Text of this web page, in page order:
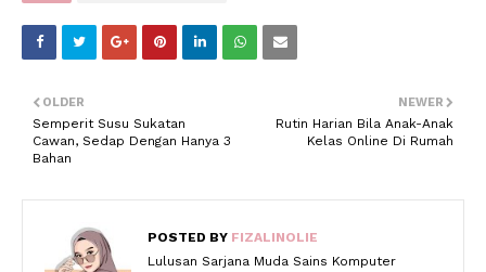
NEWER
Rutin Harian Bila Anak-Anak
Kelas Online Di Rumah
OLDER
Semperit Susu Sukatan
Cawan, Sedap Dengan Hanya 3
Bahan
POSTED BY FIZALINOLIE
Lulusan Sarjana Muda Sains Komputer